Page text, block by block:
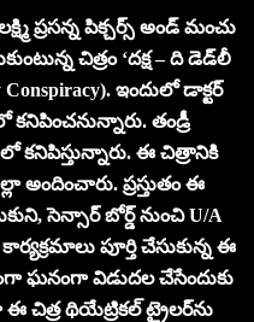
ప్రసన్న పిక్చర్స్ అండ్ మంచు
చిత్రం ‘దక్ష – ది డెడ్‌లీ
Conspiracy). ఇందులో డాక్టర్
తండ్రీ
కనిపిస్తున్నారు. ఈ చిత్రానికి
అందించారు. ప్రస్తుతం ఈ
సెన్సార్ బోర్డ్ నుంచి U/A
పూర్తి చేసుకున్న ఈ
ఘనంగా విడుదల చేసేందుకు
ఈ చిత్ర థియేట్రికల్ ట్రైలర్‌ను